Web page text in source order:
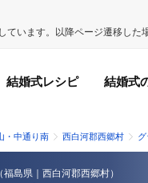
います。以降ページ遷移した
結婚式レシピ 結婚式
・中通り南 西白河郡西郷村
（福島県 西白河郡西郷村）